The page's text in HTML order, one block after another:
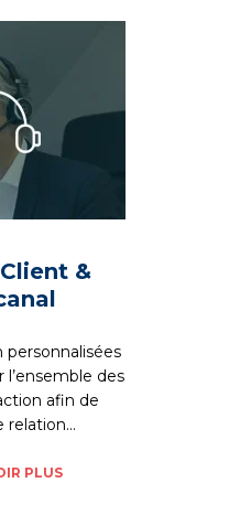
&
personnalisées
l’ensemble des
afin de
relation...
PLUS